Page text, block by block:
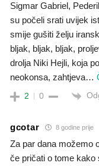
Sigmar Gabriel,
su počeli srati uvijek
smije gušiti želju
bljak, bljak, bljak,
drolja Niki Hejli, koja
neokonsa, zahtjeva…
2 0
gcotar 8 godine prije
Za par dana možemo
če pričati o tome